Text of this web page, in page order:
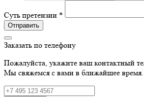
Суть претензии *
Отправить
Заказать по телефону
Пожалуйста, укажите ваш контактный
Мы свяжемся с вами в ближайшее время.